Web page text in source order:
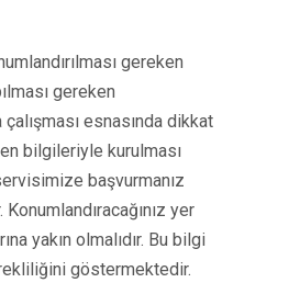
gereken
gereken
çalışması esnasında dikkat
bilgileriyle kurulması
başvurmanız
yer
yakın olmalıdır. Bu bilgi
göstermektedir.